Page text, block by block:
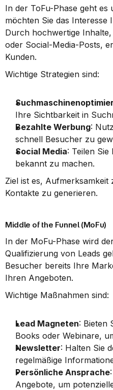
In der ToFu-Phase geht es
möchten Sie das Interesse
Durch hochwertige
oder Social-Media-Posts,
Kunden.
Wichtige Strategien sind:
Ihre Sichtbarkeit in
Bezahlte Werbung:
schnell Besucher zu
Social Media: Teilen
bekannt zu machen.
Ziel ist es, Aufmerksamkeit
Kontakte zu generieren.
Middle of the Funnel (MoFu)
In der MoFu-Phase wird
Qualifizierung von Leads
Besucher bereits Ihre
Ihren Angeboten.
Wichtige Maßnahmen sind:
Lead Magneten: Bieten
Books oder Webinare,
Newsletter: Halten Sie
regelmäßige
Persönliche Ansprache
Angebote, um